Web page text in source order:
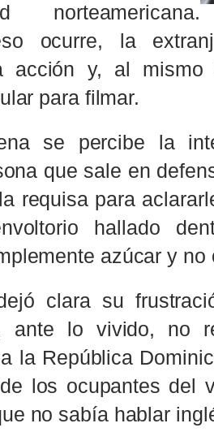
norteamericana.
ocurre, la
acción y, al mismo
para filmar.
se percibe la
que sale en
requisa para
hallado
azúcar y no
clara su
ante lo vivido, no
la República
los ocupantes del
no sabía hablar